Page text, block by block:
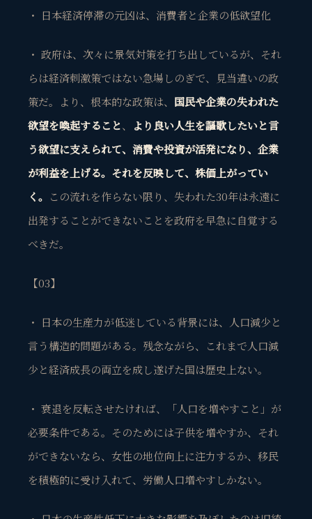
・ 日本経済停滞の元凶は、消費者と企業の低欲望化
・ 政府は、次々に景気対策を打ち出しているが、それ
らは経済刺激策ではない急場しのぎで、見当違いの政
策だ。より、根本的な政策は、 国民や企業の失われた
欲望を喚起すること、
より良い人生を謳歌したいと言
う欲望に支えられて、消費や投資が活発になり、企業
が利益を上げる。それを反映して、株価上がってい
く。 この流れを作らない限り、失われた30年は永遠に
出発することができないことを政府を早急に自覚する
べきだ。
【03】
・ 日本の生産力が低迷している背景には、人口減少と
言う構造的問題がある。残念ながら、これまで人口減
少と経済成長の両立を成し遂げた国は歴史上ない。
・ 衰退を反転させたければ、「人口を増やすこと」が
必要条件である。そのためには子供を増やすか、それ
ができないなら、女性の地位向上に注力するか、移民
を積極的に受け入れて、労働人口増やすしかない。